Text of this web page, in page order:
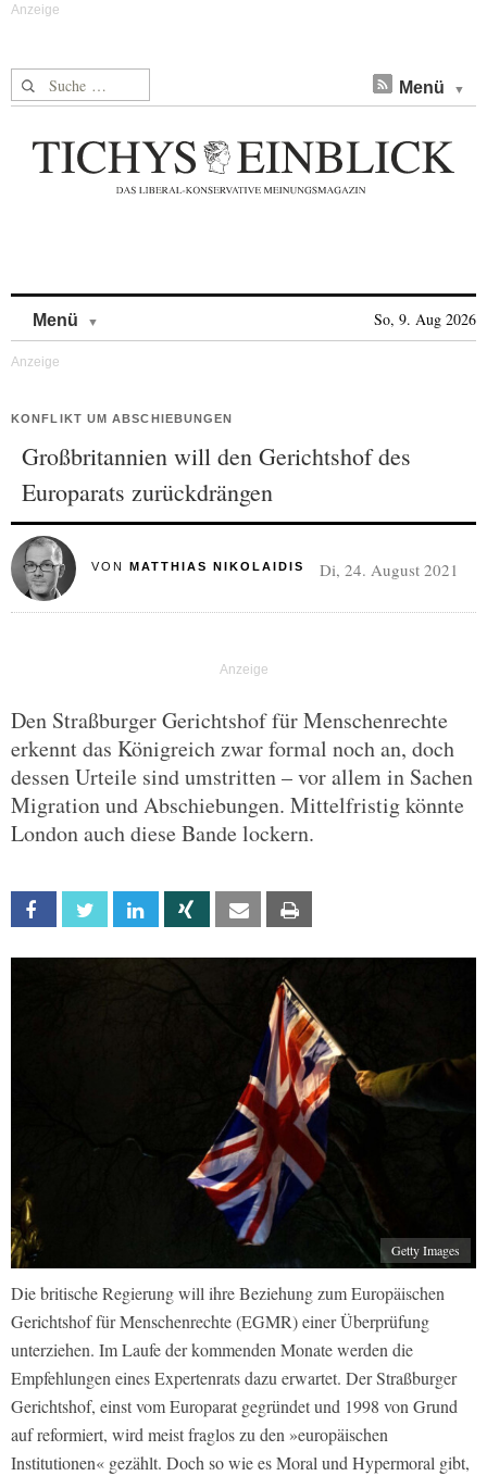
Suche nach: Menü
Menü So, 9. Aug 2026
KONFLIKT UM ABSCHIEBUNGEN
Großbritannien will den Gerichtshof des
Europarats zurückdrängen
VON MATTHIAS NIKOLAIDIS Di, 24. August 2021
Den Straßburger Gerichtshof für Menschenrechte
erkennt das Königreich zwar formal noch an, doch
dessen Urteile sind umstritten – vor allem in Sachen
Migration und Abschiebungen. Mittelfristig könnte
London auch diese Bande lockern.
Facebook Twitter Linkedin Xing Email
Getty Images
Die britische Regierung will ihre Beziehung zum Europäischen
Gerichtshof für Menschenrechte (EGMR) einer Überprüfung
unterziehen. Im Laufe der kommenden Monate werden die
Empfehlungen eines Expertenrats dazu erwartet. Der Straßburger
Gerichtshof, einst vom Europarat gegründet und 1998 von Grund
auf reformiert, wird meist fraglos zu den »europäischen
Institutionen« gezählt. Doch so wie es Moral und Hypermoral gibt,